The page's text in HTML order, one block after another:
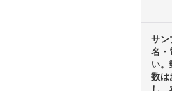
サン
名・
い。
数は